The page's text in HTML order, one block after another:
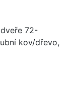
72-
kov/dřevo,